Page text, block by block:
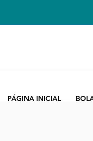
PÁGINA INICIAL